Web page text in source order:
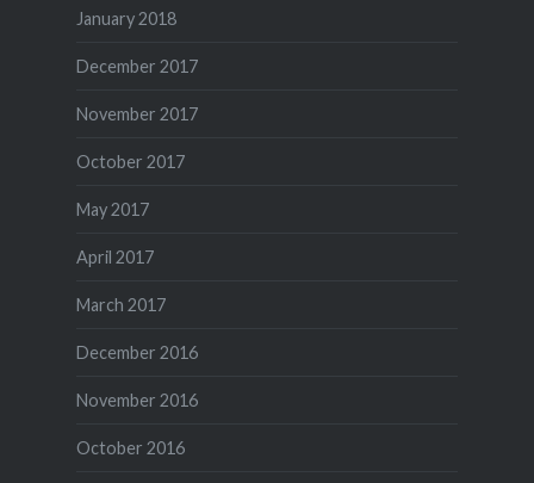
January 2018
December 2017
November 2017
October 2017
May 2017
April 2017
March 2017
December 2016
November 2016
October 2016